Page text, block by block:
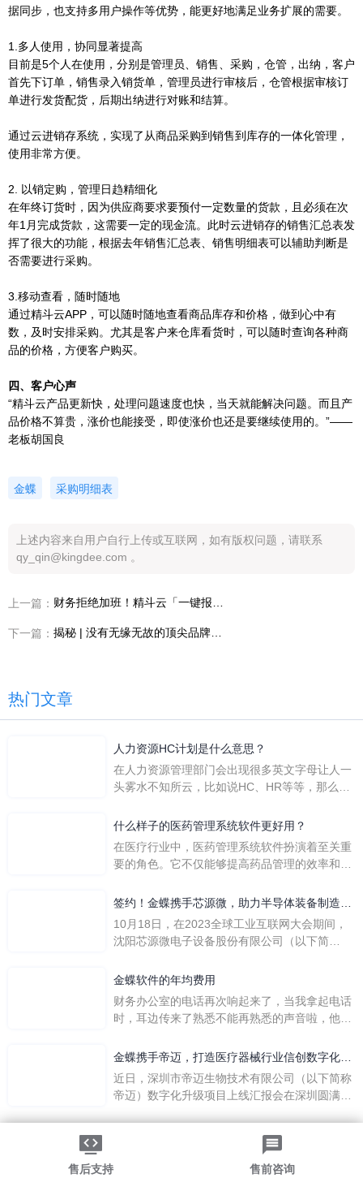
售后支持 售前咨询
据同步，也支持多用户操作等优势，能更好地满足业务扩展的需要。
1.多人使用，协同显著提高
目前是5个人在使用，分别是管理员、销售、采购，仓管，出纳，客户
首先下订单，销售录入销货单，管理员进行审核后，仓管根据审核订
单进行发货配货，后期出纳进行对账和结算。
通过云进销存系统，实现了从商品采购到销售到库存的一体化管理，
使用非常方便。
2. 以销定购，管理日趋精细化
在年终订货时，因为供应商要求要预付一定数量的货款，且必须在次
年1月完成货款，这需要一定的现金流。此时云进销存的销售汇总表发
挥了很大的功能，根据去年销售汇总表、销售明细表可以辅助判断是
否需要进行采购。
3.移动查看，随时随地
通过精斗云APP，可以随时随地查看商品库存和价格，做到心中有
数，及时安排采购。尤其是客户来仓库看货时，可以随时查询各种商
品的价格，方便客户购买。
四、客户心声
“精斗云产品更新快，处理问题速度也快，当天就能解决问题。而且产
品价格不算贵，涨价也能接受，即使涨价也还是要继续使用的。”——
老板胡国良
金蝶 采购明细表
上述内容来自用户自行上传或互联网，如有版权问题，请联系
qy_qin@kingdee.com 。
上一篇：
下一篇：
热门文章
人力资源HC计划是什么意思？
在人力资源管理部门会出现很多英文字母让人一
头雾水不知所云，比如说HC、HR等等，那么它
么呢？
什么样子的医药管理系统软件更好用？
在医疗行业中，医药管理系统软件扮演着至关重
要的角色。它不仅能够提高药品管理的效率和准
一个好用的医药管理系统软件应具备以下特点。
地进行操作。 复杂的
签约！金蝶携手芯源微，助力半导体装备制造领
先企业迈向世界
10月18日，在2023全球工业互联网大会期间，
沈阳芯源微电子设备股份有限公司（以下简
下简称“金蝶”）在辽宁沈阳签署战略合作协议。
营管控平台，从而实现公司产研一体化、业财一
体化，提升公司整体业务水平。
金蝶软件的年均费用
财务办公室的电话再次响起来了，当我拿起电话
时，耳边传来了熟悉不能再熟悉的声音啦，他就
软件过程中遇到任何问题，我都可以获得金蝶服
一年的使用时间已经到了。我们公司用的是金蝶
KIS系列的标准版，一年的服务费是1000元/年。
刚看到这个1000元这个数字的时候，你是不是也
觉得有点高了，但是在一年的使用的过程中还有
金蝶后台提供人工服务价值来说，我们还是很划
算的。所以每年对金蝶软件的采购已经成为我们
金蝶携手帝迈，打造医疗器械行业信创数字化标
杆
近日，深圳市帝迈生物技术有限公司（以下简称
帝迈）数字化升级项目上线汇报会在深圳圆满召
©2026金蝶软件（中国）有限公司
粤ICP备05041751号
粤公网安备 44030502002324号